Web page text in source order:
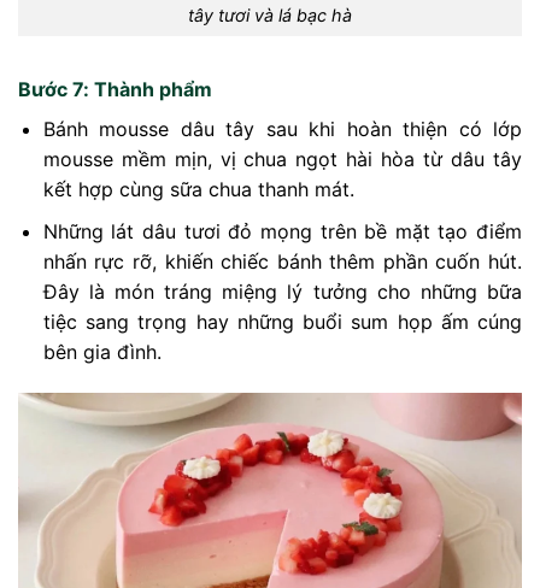
tây tươi và lá bạc hà
Bước 7: Thành phẩm
Bánh mousse dâu tây sau khi hoàn thiện có lớp
mousse mềm mịn, vị chua ngọt hài hòa từ dâu tây
kết hợp cùng sữa chua thanh mát.
Những lát dâu tươi đỏ mọng trên bề mặt tạo điểm
nhấn rực rỡ, khiến chiếc bánh thêm phần cuốn hút.
Đây là món tráng miệng lý tưởng cho những bữa
tiệc sang trọng hay những buổi sum họp ấm cúng
bên gia đình.